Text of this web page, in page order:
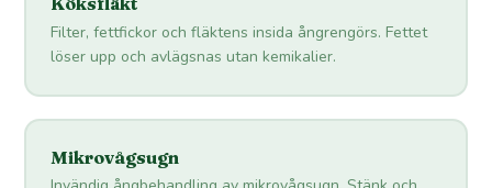
Filter, fettfickor och fläktens insida ångrengörs. Fettet
löser upp och avlägsnas utan kemikalier.
Mikrovågsugn